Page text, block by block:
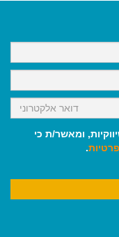
k
ומאשר/ת כי
.